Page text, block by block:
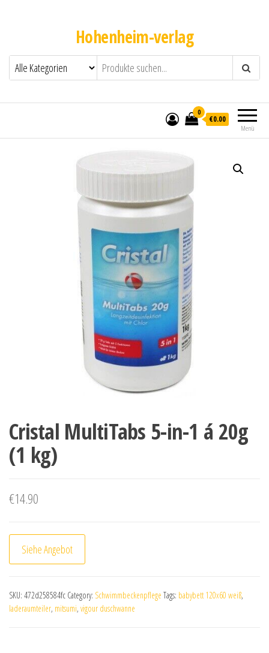
Hohenheim-verlag
Menü
0
€0.00
Cristal MultiTabs 5-in-1 á 20g
(1 kg)
€14.90
Siehe Angebot
SKU: 472d258584fc Category: Schwimmbeckenpflege Tags: babybett 120x60 weiß,
laderaumteiler, mitsumi, vigour duschwanne